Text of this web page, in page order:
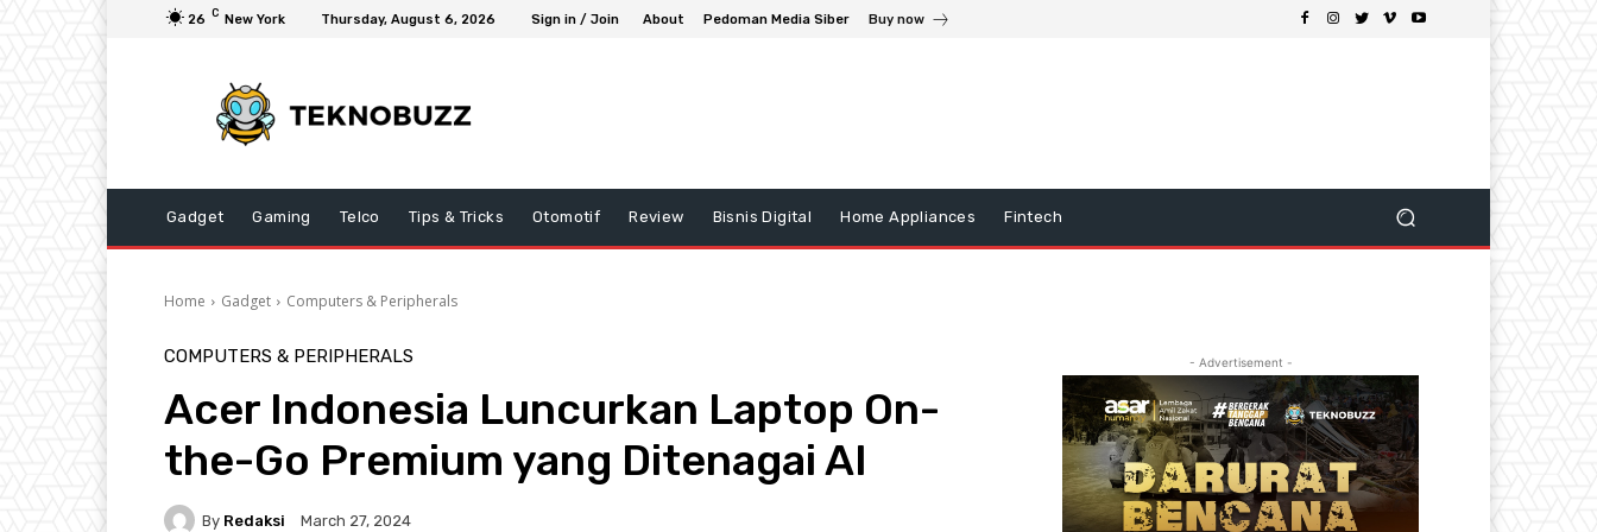
26 C New York Thursday, August 6, 2026 Sign in / Join About Pedoman Media Siber Buy now
Gadget Gaming Telco Tips & Tricks Otomotif Review Bisnis Digital Home Appliances Fintech
Home Gadget Computers & Peripherals
COMPUTERS & PERIPHERALS
Acer Indonesia Luncurkan Laptop On-
the-Go Premium yang Ditenagai AI
By Redaksi March 27, 2024
- Advertisement -